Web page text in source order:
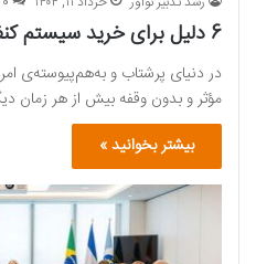
6 دلیل برای خرید سیستم کنفرانس بی سیم
در دنیای پرشتاب و به‌هم‌پیوسته‌ی
مؤثر و بدون وقفه بیش از هر زمان
بیشتر بخوانید »